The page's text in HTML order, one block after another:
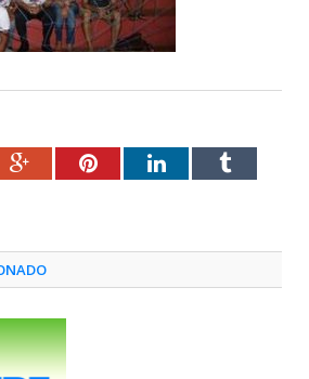
Google+PinterestLinkedInTumblr